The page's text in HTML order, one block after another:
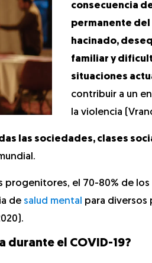
consecuencia
permanente
hacinado,
familiar y
situaciones
contribuir a un
la violencia
las sociedades, clases
el 70-80% de
de salud mental para diversos
durante el COVID-19?